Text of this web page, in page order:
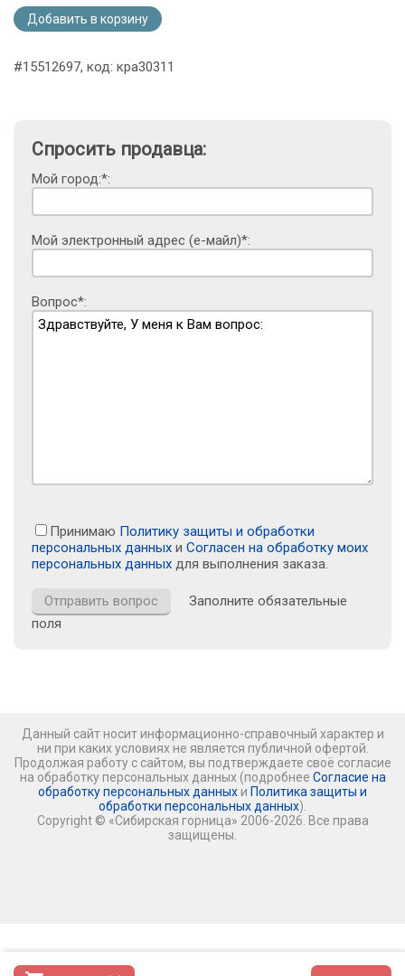
Добавить в корзину
#15512697, код: кра30311
Спросить продавца:
Мой город:*:
Мой электронный адрес (е-майл)*:
Вопрос*:
Принимаю Политику защиты и обработки
персональных данных и Согласен на обработку моих
персональных данных для выполнения заказа.
Заполните обязательные
поля
Данный сайт носит информационно-справочный характер и
ни при каких условиях не является публичной офертой.
Продолжая работу с сайтом, вы подтверждаете своё согласие
на обработку персональных данных (подробнее Согласие на
обработку персональных данных и Политика защиты и
обработки персональных данных).
Copyright © «Сибирская горница» 2006-2026. Все права
защищены.